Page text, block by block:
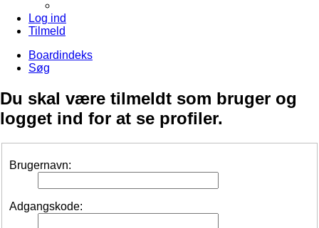
Log ind
Tilmeld
Boardindeks
Søg
Du skal være tilmeldt som bruger og
logget ind for at se profiler.
Brugernavn:
Adgangskode: